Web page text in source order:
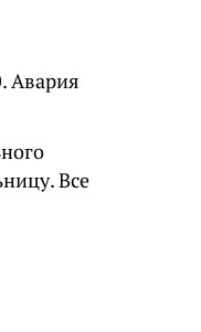
Авария
Все